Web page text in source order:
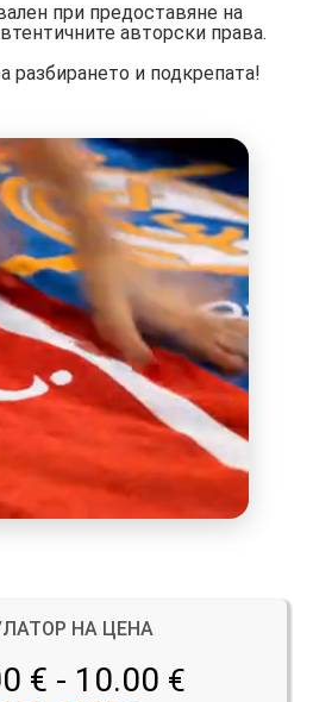
при предоставяне на
авторски права.
разбирането и подкрепата!
НА ЦЕНА
€ - 10.00 €